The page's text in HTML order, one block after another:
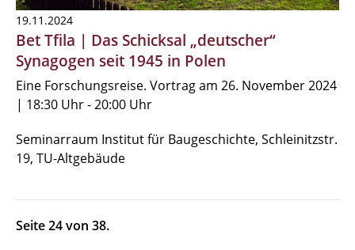
19.11.2024
Bet Tfila | Das Schicksal „deutscher“
Synagogen seit 1945 in Polen
Eine Forschungsreise. Vortrag am 26. November 2024
| 18:30 Uhr - 20:00 Uhr
Seminarraum Institut für Baugeschichte, Schleinitzstr.
19, TU-Altgebäude
Seite 24 von 38.